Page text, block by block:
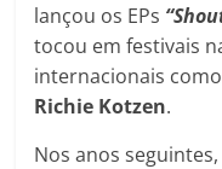
lançou os EPs
tocou em festivais
internacionais
Richie Kotzen.
Nos anos